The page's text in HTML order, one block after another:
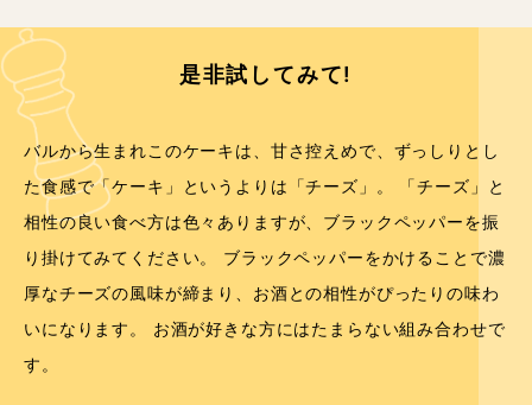
是非試してみて!
バルから生まれこのケーキは、甘さ控えめで、ずっしりとし
た食感で「ケーキ」というよりは「チーズ」。 「チーズ」と
相性の良い食べ方は色々ありますが、ブラックペッパーを振
り掛けてみてください。 ブラックペッパーをかけることで濃
厚なチーズの風味が締まり、お酒との相性がぴったりの味わ
いになります。 お酒が好きな方にはたまらない組み合わせで
す。